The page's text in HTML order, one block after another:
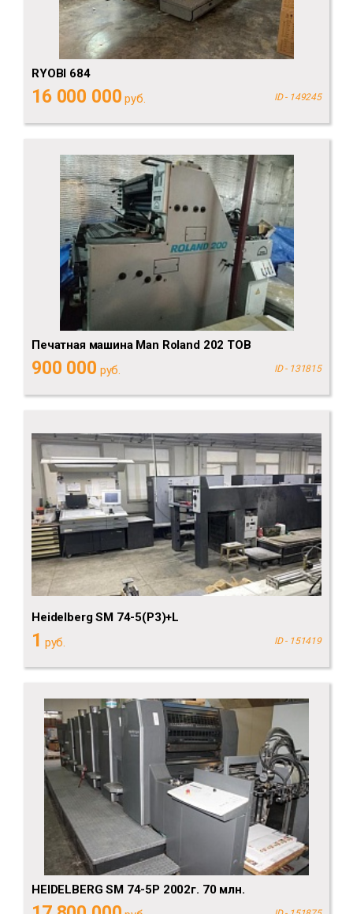
RYOBI 684
16 000 000 руб. ID - 149245
Печатная машина Man Roland 202 TOB
900 000 руб. ID - 131815
Heidelberg SM 74-5(P3)+L
1 руб. ID - 151419
HEIDELBERG SM 74-5P 2002г. 70 млн.